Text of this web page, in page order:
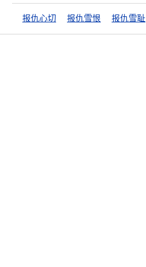
报仇心切 报仇雪恨 报仇雪耻